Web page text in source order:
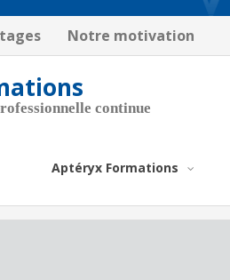
Notre motivation
continue
Aptéryx Formations